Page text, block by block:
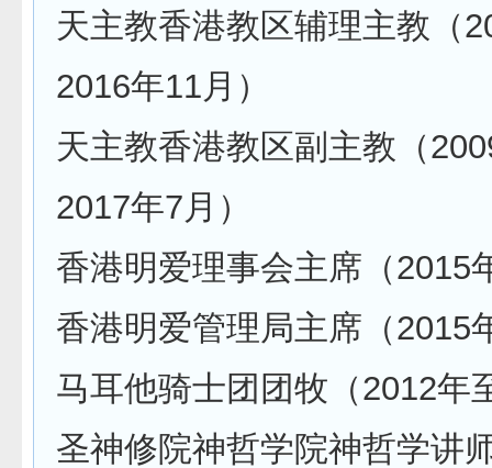
天主教香港教区辅理主教（
2016年11月）
天主教香港教区副主教（
2017年7月）
香港明爱理事会主席（2015
香港明爱管理局主席（2015
马耳他骑士团团牧（2012年
圣神修院神哲学院神哲学讲